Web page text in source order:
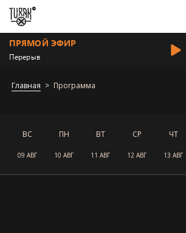
ПРЯМОЙ ЭФИР
Перерыв
Главная Программа
ВС
09 АВГ
ПН
10 АВГ
ВТ
11 АВГ
СР
12 АВГ
ЧТ
13 АВГ